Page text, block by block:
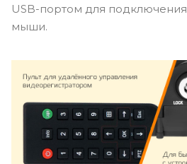
USB-портом для
мыши.